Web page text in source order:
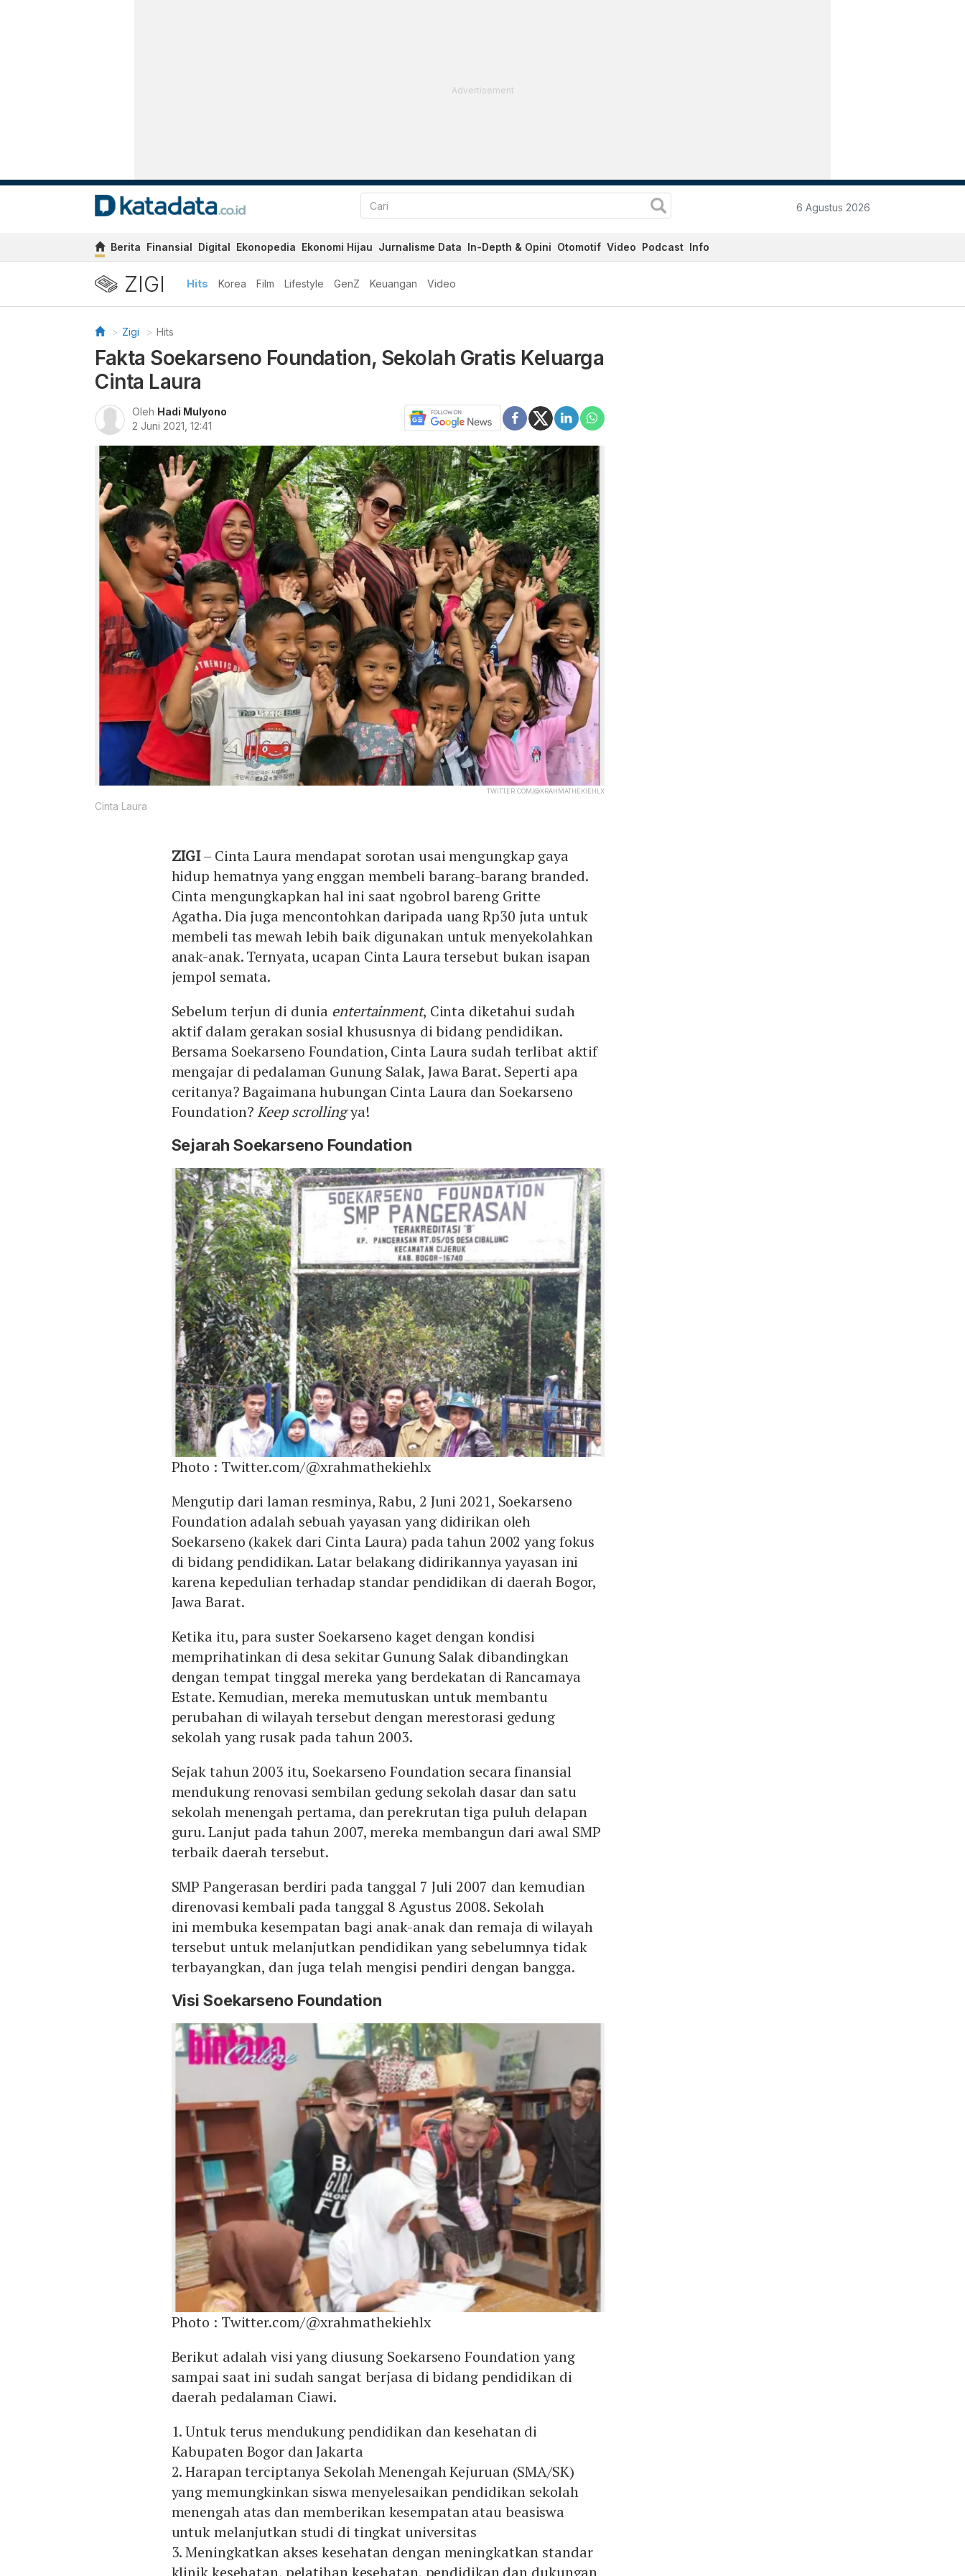
Advertisement
6 Agustus 2026
Berita Finansial Digital Ekonopedia Ekonomi Hijau Jurnalisme Data In-Depth & Opini Otomotif Video Podcast Info
ZIGI Hits Korea Film Lifestyle GenZ Keuangan Video
Zigi Hits
Fakta Soekarseno Foundation, Sekolah Gratis Keluarga
Cinta Laura
Oleh Hadi Mulyono
2 Juni 2021, 12:41
TWITTER.COM/@XRAHMATHEKIEHLX
Cinta Laura
ZIGI– Cinta Laura mendapat sorotan usai mengungkap gaya
hidup hematnya yang enggan membeli barang-barang branded.
Cinta mengungkapkan hal ini saat ngobrol bareng Gritte
Agatha. Dia juga mencontohkan daripada uang Rp30 juta untuk
membeli tas mewah lebih baik digunakan untuk menyekolahkan
anak-anak. Ternyata, ucapan Cinta Laura tersebut bukan isapan
jempol semata.
Sebelum terjun di dunia entertainment, Cinta diketahui sudah
aktif dalam gerakan sosial khususnya di bidang pendidikan.
Bersama Soekarseno Foundation, Cinta Laura sudah terlibat aktif
mengajar di pedalaman Gunung Salak, Jawa Barat. Seperti apa
ceritanya? Bagaimana hubungan Cinta Laura dan Soekarseno
Foundation?Keep scrollingya!
Sejarah Soekarseno Foundation
Photo : Twitter.com/@xrahmathekiehlx
Mengutip dari laman resminya, Rabu, 2 Juni 2021, Soekarseno
Foundation adalah sebuah yayasan yang didirikan oleh
Soekarseno (kakek dari Cinta Laura) pada tahun 2002 yang fokus
di bidang pendidikan. Latar belakang didirikannya yayasan ini
karena kepedulian terhadap standar pendidikan di daerah Bogor,
Jawa Barat.
Ketika itu, para suster Soekarseno kaget dengan kondisi
memprihatinkan di desa sekitar Gunung Salak dibandingkan
dengan tempat tinggal mereka yang berdekatan di Rancamaya
Estate. Kemudian, mereka memutuskan untuk membantu
perubahan di wilayah tersebut dengan merestorasi gedung
sekolah yang rusak pada tahun 2003.
Sejak tahun 2003 itu, Soekarseno Foundation secara finansial
mendukung renovasi sembilan gedung sekolah dasar dan satu
sekolah menengah pertama, dan perekrutan tiga puluh delapan
guru. Lanjut pada tahun 2007, mereka membangun dari awal SMP
terbaik daerah tersebut.
SMP Pangerasan berdiri pada tanggal 7 Juli 2007 dan kemudian
direnovasi kembali pada tanggal 8 Agustus 2008. Sekolah
ini membuka kesempatan bagi anak-anak dan remaja di wilayah
tersebut untuk melanjutkan pendidikan yang sebelumnya tidak
terbayangkan, dan juga telah mengisi pendiri dengan bangga.
Visi Soekarseno Foundation
Photo : Twitter.com/@xrahmathekiehlx
Berikut adalah visi yang diusung Soekarseno Foundation yang
sampai saat ini sudah sangat berjasa di bidang pendidikan di
daerah pedalaman Ciawi.
1. Untuk terus mendukung pendidikan dan kesehatan di
Kabupaten Bogor dan Jakarta
2. Harapan terciptanya Sekolah Menengah Kejuruan (SMA/SK)
yang memungkinkan siswa menyelesaikan pendidikan sekolah
menengah atas dan memberikan kesempatan atau beasiswa
untuk melanjutkan studi di tingkat universitas
3. Meningkatkan akses kesehatan dengan meningkatkan standar